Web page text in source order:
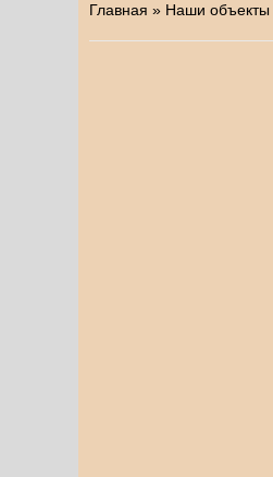
Главная » Наши объекты